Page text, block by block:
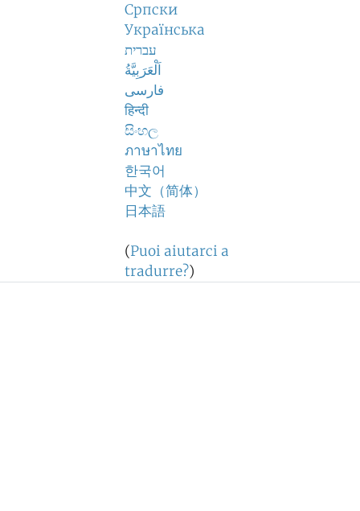
Српски
Українська
עברית
اَلْعَرَبِيَّةُ
فارسی
हिन्दी
සිංහල
ภาษาไทย
한국어
中文（简体）
日本語
(Puoi aiutarci a
tradurre?)